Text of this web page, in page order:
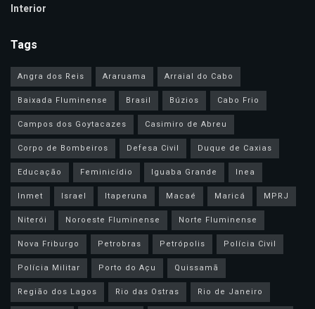
Interior
Tags
Angra dos Reis Araruama
Arraial do Cabo
Baixada Fluminense
Brasil Búzios
Cabo Frio
Campos dos Goytacazes
Casimiro de Abreu
Corpo de Bombeiros
Defesa Civil
Duque de Caxias
Educação
Feminicídio Iguaba Grande
Inea
Inmet
Israel Itaperuna Macaé Maricá
MPRJ
Niterói
Noroeste Fluminense
Norte Fluminense
Nova Friburgo
Petrobras Petrópolis
Polícia Civil
Polícia Militar
Porto do Açu
Quissamã
Região dos Lagos
Rio das Ostras
Rio de Janeiro